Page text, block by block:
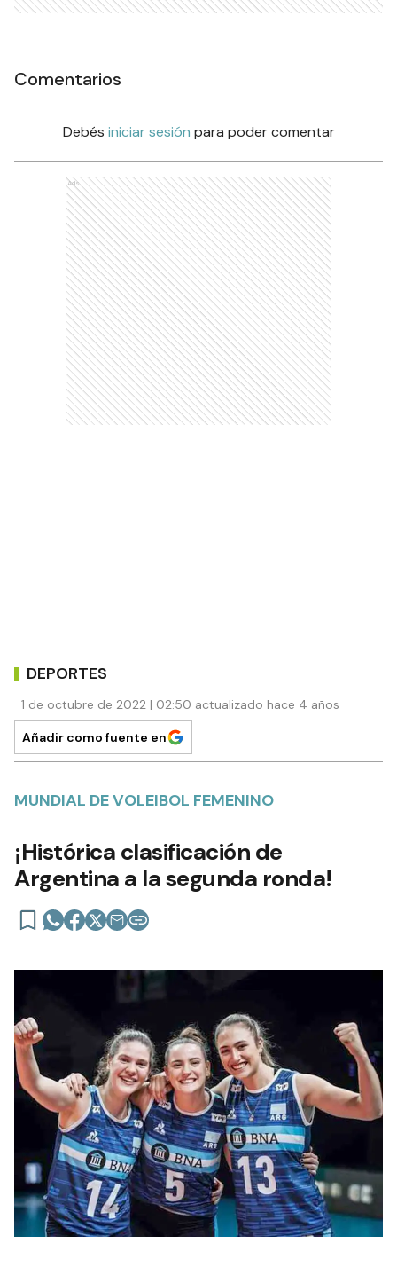
Comentarios
Debés iniciar sesión para poder comentar
Ads
DEPORTES
1 de octubre de 2022 | 02:50 actualizado hace 4 años
Añadir como fuente en
MUNDIAL DE VOLEIBOL FEMENINO
¡Histórica clasificación de
Argentina a la segunda ronda!